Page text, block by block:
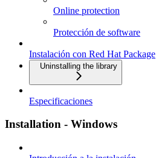
Online protection
Protección de software
Instalación con Red Hat Package
Uninstalling the library
Especificaciones
Installation - Windows